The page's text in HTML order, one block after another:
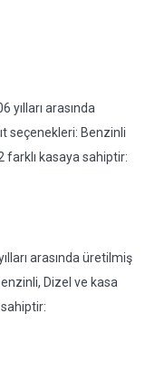
yılları arasında
seçenekleri: Benzinli
kasaya sahiptir:
arasında üretilmiş
Dizel ve kasa